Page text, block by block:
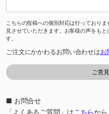
こちらの投稿への個別対応は行っており
見させていただきます。お客様の声をも
す。
ご注文にかかわるお問い合わせはお
■ お問合せ
「よくあるご質問」はこちらから